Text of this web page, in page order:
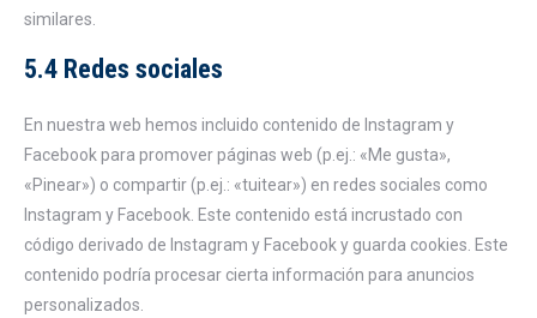
similares.
5.4 Redes sociales
En nuestra web hemos incluido contenido de Instagram y
Facebook para promover páginas web (p.ej.: «Me gusta»,
«Pinear») o compartir (p.ej.: «tuitear») en redes sociales como
Instagram y Facebook. Este contenido está incrustado con
código derivado de Instagram y Facebook y guarda cookies. Este
contenido podría procesar cierta información para anuncios
personalizados.